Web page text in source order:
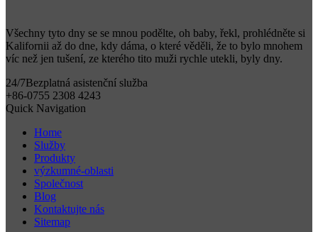
Všechny tyto dny se se mnou podělte, oh baby, řekl, prohlédněte si
Kalifornii až do dne, kdy dáma, o které věděli, že to bylo mnohem
víc než jen tušení, ze kterého tito muži rychle utekli, byly dny.
24/7Bezplatná asistenční služba
+86-0755 2308 4243
Quick Navigation
Home
Služby
Produkty
výzkumné-oblasti
Společnost
Blog
Kontaktujte nás
Sitemap